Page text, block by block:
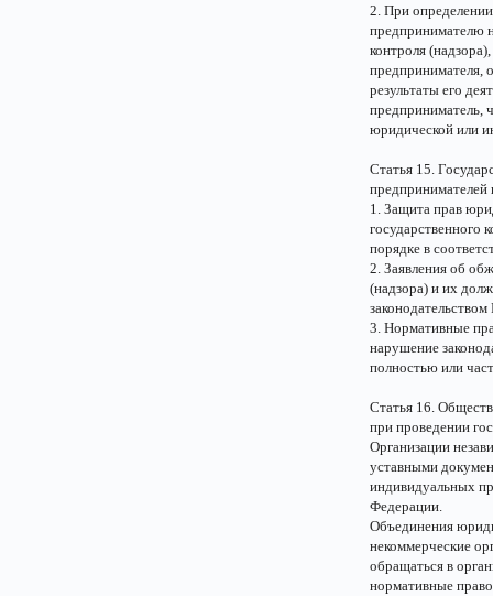
2. При
предпринимателю
контроля
предпринимателя,
результаты его
предприниматель,
юридической или
Статья 15.
предпринимателей
1. Защита прав
государственного
порядке в
2. Заявления об
(надзора) и их
3. Нормативные
нарушение
полностью или
Статья 16.
при проведении
Организации
уставными
индивидуальных
Федерации.
Объединения
некоммерческие
обращаться в
нормативные